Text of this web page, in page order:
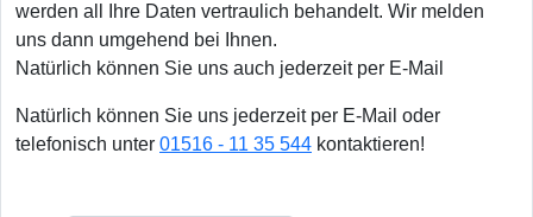
werden all Ihre Daten vertraulich behandelt. Wir melden
uns dann umgehend bei Ihnen.
Natürlich können Sie uns auch jederzeit per E-Mail
Natürlich können Sie uns jederzeit per E-Mail oder
telefonisch unter 01516 - 11 35 544 kontaktieren!